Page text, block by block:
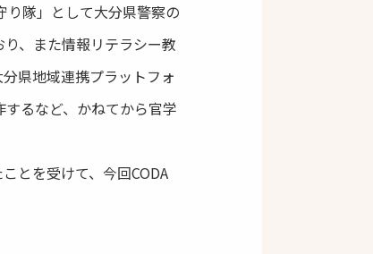
隊」として大分県警察の
、また情報リテラシー教
県地域連携プラットフォ
るなど、かねてから官学
とを受けて、今回CODA